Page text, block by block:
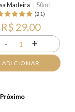
Madeira
50ml
(21)
R$ 29,00
- 1 +
ADICIONAR
Próximo